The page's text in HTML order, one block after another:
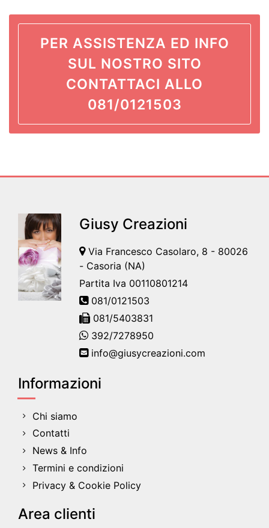
PER ASSISTENZA ED INFO
SUL NOSTRO SITO
CONTATTACI ALLO
081/0121503
Giusy Creazioni
Via Francesco Casolaro, 8 - 80026
- Casoria (NA)
Partita Iva 00110801214
081/0121503
081/5403831
392/7278950
info@giusycreazioni.com
Informazioni
Chi siamo
Contatti
News & Info
Termini e condizioni
Privacy & Cookie Policy
Area clienti